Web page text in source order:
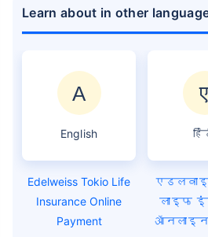
Learn about in other
English
Edelweiss Tokio Life
Insurance Online
Payment
लाइफ